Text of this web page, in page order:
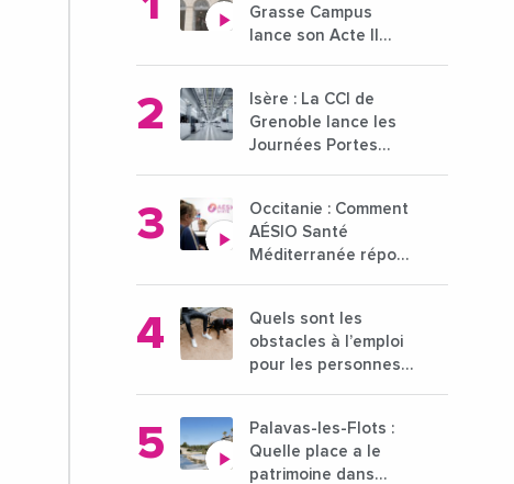
Grasse Campus
lance son Acte II
pour l'enseignement
supérieur
Isère : La CCI de
Grenoble lance les
Journées Portes
21 octobre 2024
Occitanie : Comment
AÉSIO Santé
Méditerranée répond
médicaux ?
Quels sont les
obstacles à l’emploi
pour les personnes
Palavas-les-Flots :
Quelle place a le
patrimoine dans